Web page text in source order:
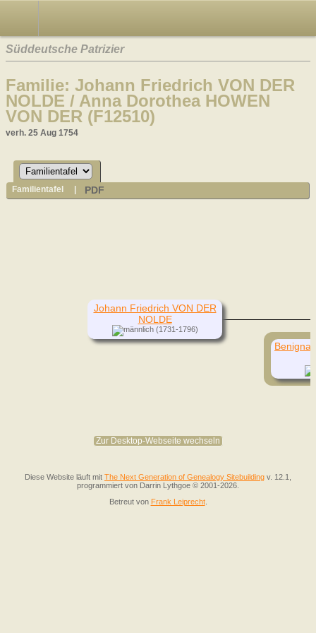
Süddeutsche Patrizier
Familie: Johann Friedrich VON DER
NOLDE / Anna Dorothea HOWEN
VON DER (F12510)
verh. 25 Aug 1754
Familientafel PDF
Johann Friedrich VON DER
NOLDE
(1731-1796)
Benigna
Zur Desktop-Webseite wechseln
Diese Website läuft mit The Next Generation of Genealogy Sitebuilding v. 12.1,
programmiert von Darrin Lythgoe © 2001-2026.
Betreut von Frank Leiprecht.